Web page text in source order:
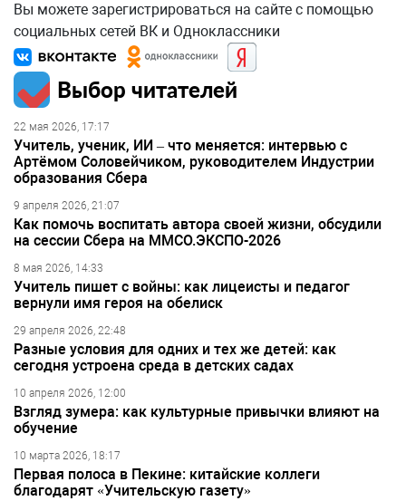
Вы можете зарегистрироваться на сайте с помощью
социальных сетей ВК и Одноклассники
Выбор читателей
22 мая 2026, 17:17
Учитель, ученик, ИИ – что меняется: интервью с
Артёмом Соловейчиком, руководителем Индустрии
образования Сбера
9 апреля 2026, 21:07
Как помочь воспитать автора своей жизни, обсудили
на сессии Сбера на ММСО.ЭКСПО-2026
8 мая 2026, 14:33
Учитель пишет с войны: как лицеисты и педагог
вернули имя героя на обелиск
29 апреля 2026, 22:48
Разные условия для одних и тех же детей: как
сегодня устроена среда в детских садах
10 апреля 2026, 12:00
Взгляд зумера: как культурные привычки влияют на
обучение
10 марта 2026, 18:17
Первая полоса в Пекине: китайские коллеги
благодарят «Учительскую газету»